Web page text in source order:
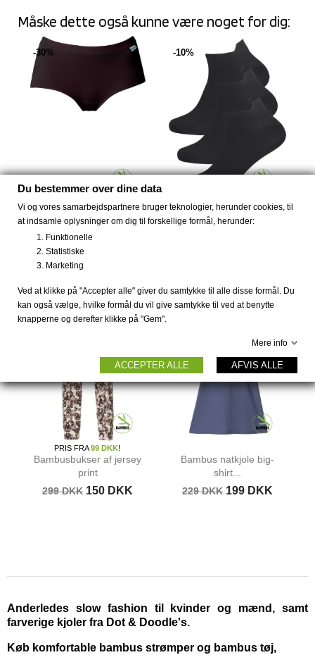
Måske dette også kunne være noget for dig:
Bambus trusser hipster
69 DKK
PRIS FRA35 DKK!
-30%
3 pak. bambus
sneakers...
PRIS FRA79 DKK!
-10%
Bambusbukser af jersey
print
299 DKK
PRIS FRA99 DKK!
150 DKK
-50%
Bambus natkjole big-
shirt...
229 DKK 199 DKK
-30 DKK
Anderledes slow fashion til kvinder og mænd, samt
farverige kjoler fra Dot & Doodle's.
Køb komfortable bambus strømper og bambus tøj,
Du bestemmer over dine data
Vi og vores samarbejdspartnere bruger teknologier, herunder cookies, til
at indsamle oplysninger om dig til forskellige formål, herunder:
Funktionelle
Statistiske
Marketing
Ved at klikke på "Accepter alle" giver du samtykke til alle disse formål. Du
kan også vælge, hvilke formål du vil give samtykke til ved at benytte
knapperne og derefter klikke på "Gem".
Mere info
ACCEPTER ALLE AFVIS ALLE